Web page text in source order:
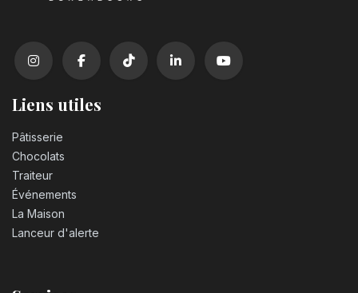
Liens utiles
Pâtisserie
Chocolats
Traiteur
Événements
La Maison
Lanceur d'alerte